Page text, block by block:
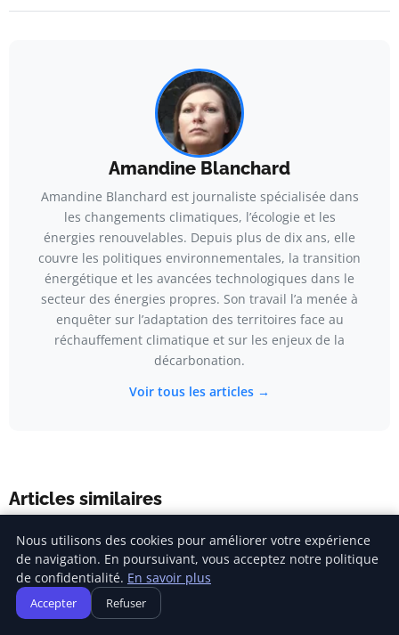
Amandine Blanchard
Amandine Blanchard est journaliste spécialisée dans
les changements climatiques, l’écologie et les
énergies renouvelables. Depuis plus de dix ans, elle
couvre les politiques environnementales, la transition
énergétique et les avancées technologiques dans le
secteur des énergies propres. Son travail l’a menée à
enquêter sur l’adaptation des territoires face au
réchauffement climatique et sur les enjeux de la
décarbonation.
Voir tous les articles →
Articles similaires
Nous utilisons des cookies pour améliorer votre expérience
de navigation. En poursuivant, vous acceptez notre politique
de confidentialité. En savoir plus
Accepter Refuser